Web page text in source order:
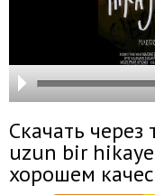
Скачать
uzun bir
хорошем